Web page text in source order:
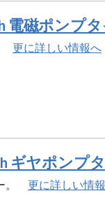
電磁ポンプ
更に詳しい情報へ
ギヤポンプ
。 更に詳しい情